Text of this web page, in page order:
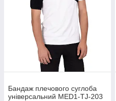
Бандаж плечового суглоба
універсальний MED1-TJ-203